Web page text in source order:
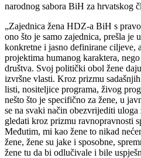
narodnog sabora BiH za hrvatskog
„Zajednica žena HDZ-a BiH s
ono što je samo zajednica, prešla
konkretne i jasno definirane ciljeve,
projektima humanog karaktera,
društva. Svoj politički obol žene
izvršne vlasti. Kroz prizmu
listi, nositeljice programa, živog
nešto što je specifično za žene, u
se na svaki način obezvrijediti uloga
gledati kroz prizmu ravnopravnosti
Međutim, mi kao žene to nikad
žene, žene su jake i sposobne,
žene tu da bi odlučivale i bile